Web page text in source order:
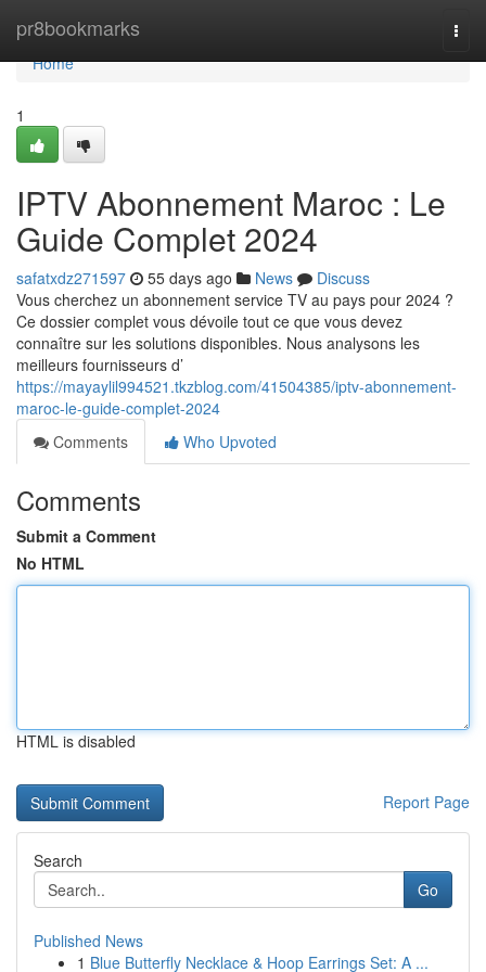
pr8bookmarks
Home
Home
1
IPTV Abonnement Maroc : Le
Guide Complet 2024
safatxdz271597 55 days ago News
Discuss
Vous cherchez un abonnement service TV au pays pour 2024 ?
Ce dossier complet vous dévoile tout ce que vous devez
connaître sur les solutions disponibles. Nous analysons les
meilleurs fournisseurs d’
https://mayaylil994521.tkzblog.com/41504385/iptv-abonnement-
maroc-le-guide-complet-2024
Comments
Who Upvoted
Comments
Submit a Comment
No HTML
HTML is disabled
Report Page
Search
Go
Published News
1 Blue Butterfly Necklace & Hoop Earrings Set: A ...